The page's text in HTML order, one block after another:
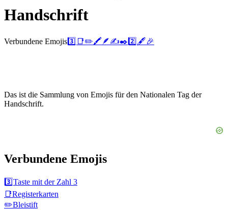
Handschrift
Verbundene Emojis3️⃣ 📑✏️🖍️🪶✍️✒️2️⃣ 🖋️🎉
Das ist die Sammlung von Emojis für den Nationalen Tag der
Handschrift.
Verbundene Emojis
3️⃣Taste mit der Zahl 3
📑Registerkarten
✏️Bleistift